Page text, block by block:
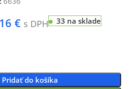
€ s DPH
33 na sklade
Pridať do košíka